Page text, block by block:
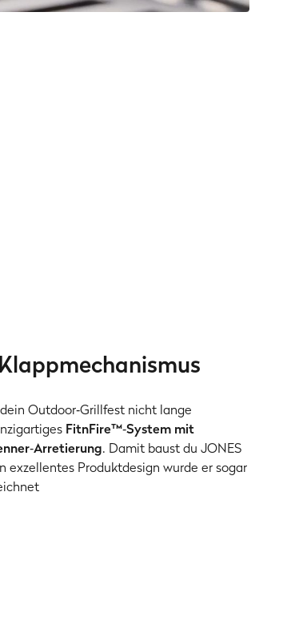
Outdoor‑Grillfest nicht lange
FitnFire™‑System mit
. Damit baust du JONES
exzellentes Produktdesign wurde er sogar